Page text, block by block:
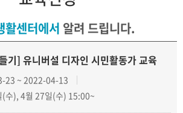
활센터에서 알려 드립니다.
기] 유니버설 디자인 시민활동가 교육
23 ~ 2022-04-13
(수), 4월 27일(수) 15:00~